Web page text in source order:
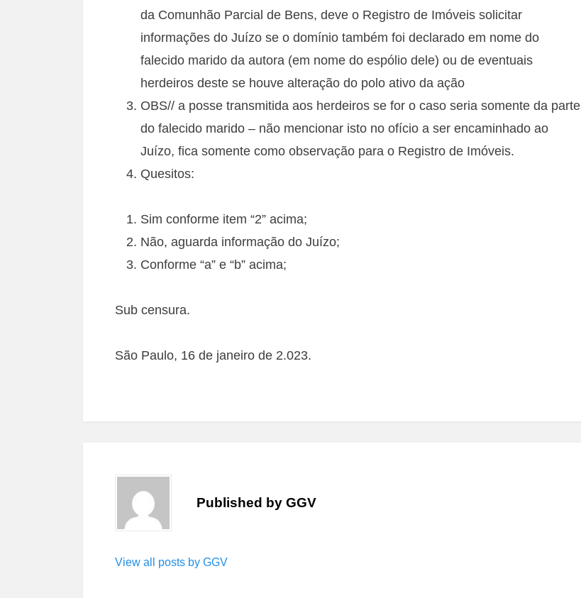
da Comunhão Parcial de Bens, deve o Registro de Imóveis solicitar
informações do Juízo se o domínio também foi declarado em nome do
falecido marido da autora (em nome do espólio dele) ou de eventuais
herdeiros deste se houve alteração do polo ativo da ação
OBS// a posse transmitida aos herdeiros se for o caso seria somente da parte
do falecido marido – não mencionar isto no ofício a ser encaminhado ao
Juízo, fica somente como observação para o Registro de Imóveis.
Quesitos:
Sim conforme item “2” acima;
Não, aguarda informação do Juízo;
Conforme “a” e “b” acima;
Sub censura.
São Paulo, 16 de janeiro de 2.023.
Published by GGV
View all posts by GGV